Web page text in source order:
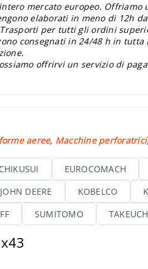
mercato europeo. Offriamo
elaborati in meno di 12h
per tutti gli ordini
consegnati in 24/48 h in tutta
offrirvi un servizio di
aeree, Macchine perforatrici
CHIKUSUI EUROCOMACH
JOHN DEERE KOBELCO
SUMITOMO